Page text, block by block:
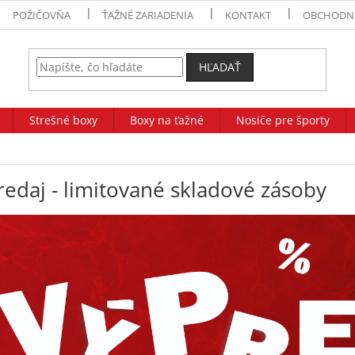
POŽIČOVŇA ŤAŽNÉ ZARIADENIA KONTAKT
HĽADAŤ
Strešné boxy Boxy na ťažné Nosiče pre športy
- limitované skladové zásoby